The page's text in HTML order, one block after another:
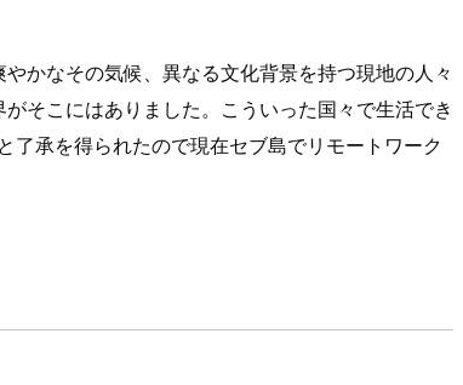
かなその気候、異なる文化背景を持つ現地の人々
そこにはありました。こういった国々で生活でき
承を得られたので現在セブ島でリモートワーク